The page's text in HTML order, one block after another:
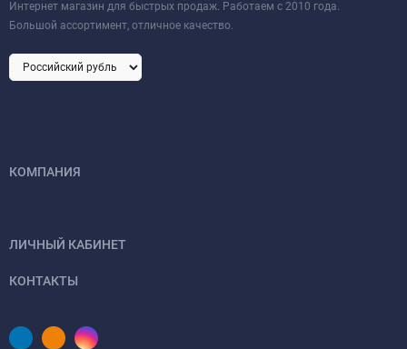
Интернет магазин для быстрых продаж. Работаем с 2010 года.
Большой ассортимент, отличное качество.
КОМПАНИЯ
ЛИЧНЫЙ КАБИНЕТ
КОНТАКТЫ